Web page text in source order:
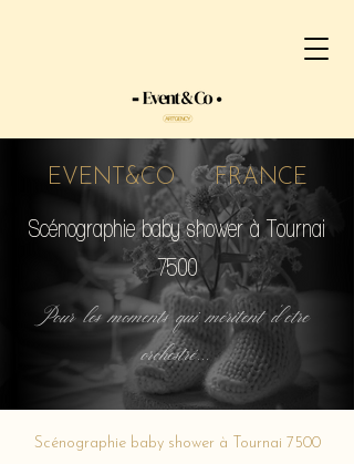
EVENT&CO FRANCE
Scénographie baby shower à Tournai
7500
Pour les moments qui méritent d'etre
orchestré...
Scénographie baby shower à Tournai 7500